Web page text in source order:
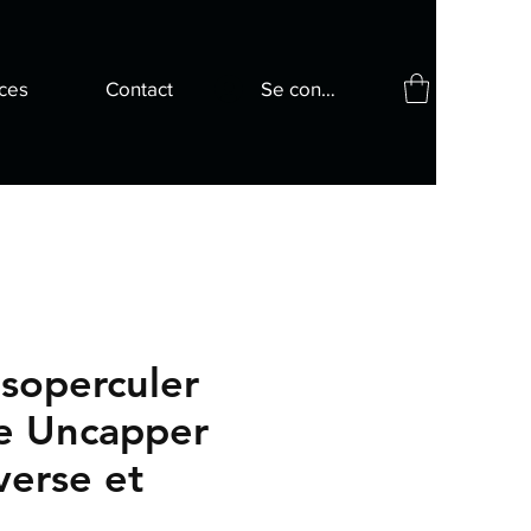
Contact Se connecter
Uncapper
et